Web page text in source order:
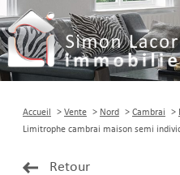
Accueil
0
fr
Accueil Vente Nord Cambrai
Limitrophe cambrai maison semi
Retour